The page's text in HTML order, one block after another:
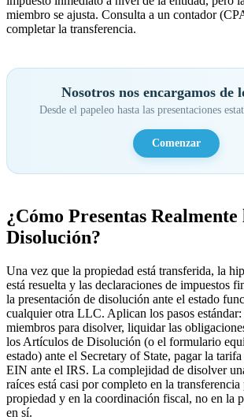
miembro se ajusta. Consulta a un contador
completar la transferencia.
Nosotros nos encargamos de
Desde el papeleo hasta las presentaciones
Comenzar
¿Cómo Presentas Realmente
Disolución?
Una vez que la propiedad está transferida, la
está resuelta y las declaraciones de impuestos
la presentación de disolución ante el estado
cualquier otra LLC. Aplican los pasos
miembros para disolver, liquidar las
los Artículos de Disolución (o el formulario
estado) ante el Secretary of State, pagar la
EIN ante el IRS. La complejidad de disolver
raíces está casi por completo en la transferencia
propiedad y en la coordinación fiscal, no en la
en sí.